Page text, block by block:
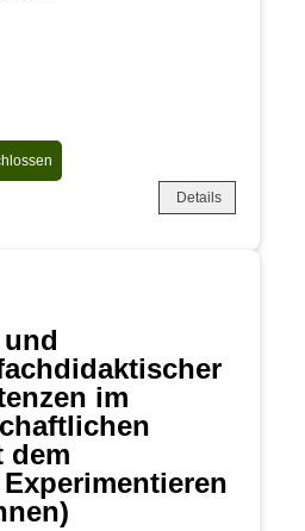
Details
im
dem